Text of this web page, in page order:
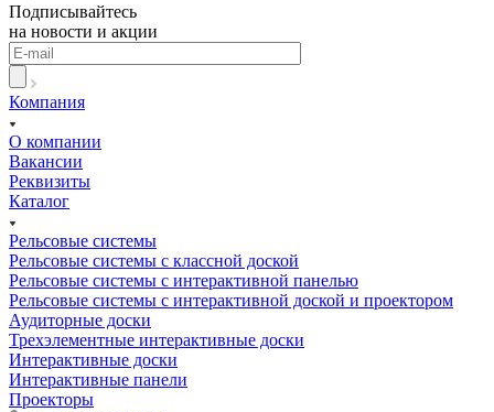
Подписывайтесь
на новости и акции
Компания
О компании
Вакансии
Реквизиты
Каталог
Рельсовые системы
Рельсовые системы с классной доской
Рельсовые системы с интерактивной панелью
Рельсовые системы с интерактивной доской и проектором
Аудиторные доски
Трехэлементные интерактивные доски
Интерактивные доски
Интерактивные панели
Проекторы